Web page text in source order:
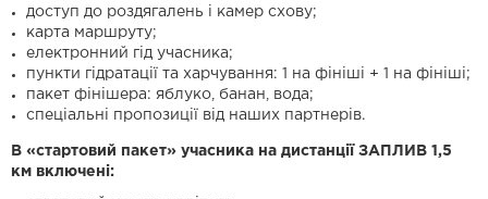
доступ до роздягалень і камер схову;
карта маршруту;
електронний гід учасника;
пункти гідратації та харчування: 1 на фініші + 1 на фініші;
пакет фінішера: яблуко, банан, вода;
спеціальні пропозиції від наших партнерів.
В «стартовий пакет» учасника на дистанції ЗАПЛИВ 1,5
км включені: